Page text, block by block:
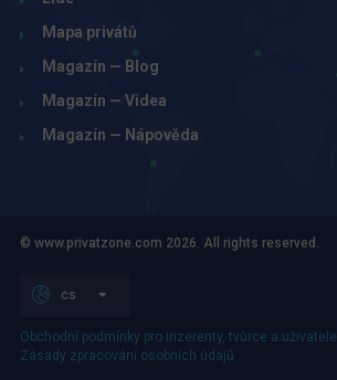
Mapa privátů
Magazín — Blog
Magazín — Videa
Magazín — Nápověda
© www.privatzone.com 2026. All rights reserved.
cs
Obchodní podmínky pro inzerenty, tvůrce a
Zásady zpracování osobních údajů